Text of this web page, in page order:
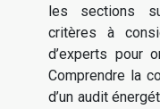
les sections
critères à
d’experts pour
Comprendre la
d’un audit